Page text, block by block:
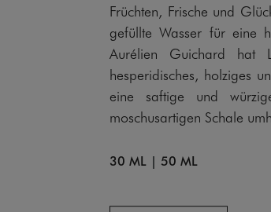
Früchten, Frische und
gefüllte Wasser für eine
Aurélien Guichard hat
hesperidisches, holziges
eine saftige und
moschusartigen Schale
30 ML | 50 ML